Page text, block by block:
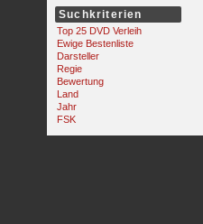
Suchkriterien
Top 25 DVD Verleih
Ewige Bestenliste
Darsteller
Regie
Bewertung
Land
Jahr
FSK